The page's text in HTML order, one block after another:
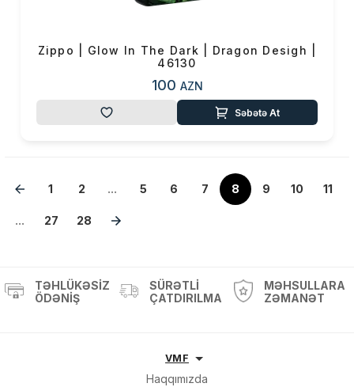
Zippo | Glow In The Dark | Dragon Desigh |
46130
100 AZN
Səbətə At
1 2 ... 5 6 7 8 9 10 11
... 27 28
TƏHLÜKƏSIZ
ÖDƏNIŞ
SÜRƏTLI
ÇATDIRILMA
MƏHSULLARA
ZƏMANƏT
VMF
Haqqımızda